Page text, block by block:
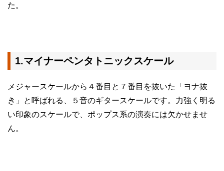
た。
1.マイナーペンタトニックスケール
メジャースケールから４番目と７番目を抜いた「ヨナ抜
き」と呼ばれる、５音のギタースケールです。力強く明る
い印象のスケールで、ポップス系の演奏には欠かせませ
ん。